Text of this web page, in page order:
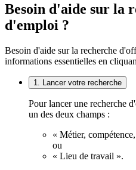
Besoin d'aide sur la
d'emploi ?
Besoin d'aide sur la recherche
informations essentielles en
1. Lancer votre recherche
Pour lancer une recherche
un des deux champs :
« Métier,
ou
« Lieu de travail ».